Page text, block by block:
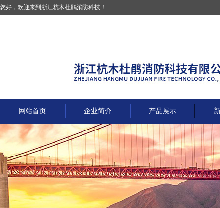
您好，欢迎来到浙江杭木杜鹃消防科技！
网站首页 企业简介 产品展示